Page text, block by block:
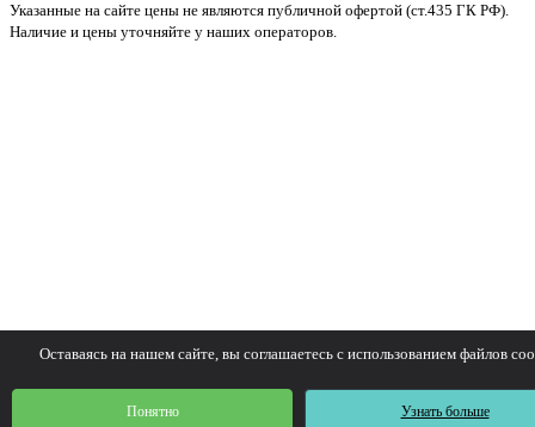
Указанные на сайте цены не являются публичной офертой (ст.435 ГК РФ).
Наличие и цены уточняйте у наших операторов.
Оставаясь на нашем сайте, вы соглашаетесь с использованием файлов
Понятно Узнать больше